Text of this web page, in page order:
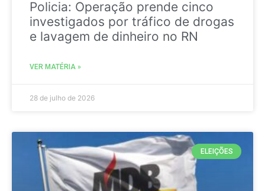
Policia: Operação prende cinco
investigados por tráfico de drogas
e lavagem de dinheiro no RN
VER MATÉRIA »
28 de julho de 2026
ELEIÇÕES